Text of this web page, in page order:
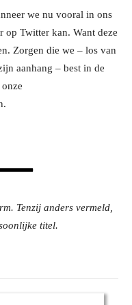
we nu vooral in ons
op Twitter kan. Want deze
Zorgen die we – los van
aanhang – best in de
Tenzij anders vermeld,
titel.